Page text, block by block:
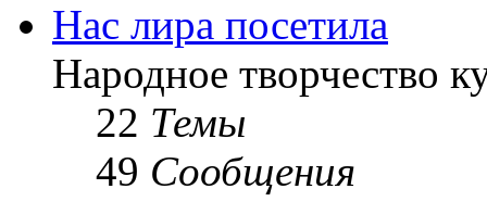
Нас лира посетила
Народное творчество
22 Темы
49 Сообщения